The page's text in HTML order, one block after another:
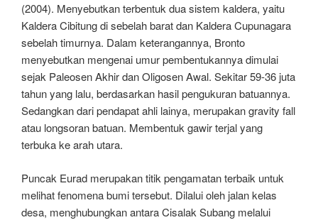
(2004). Menyebutkan terbentuk dua sistem kaldera, yaitu
Kaldera Cibitung di sebelah barat dan Kaldera Cupunagara
sebelah timurnya. Dalam keterangannya, Bronto
menyebutkan mengenai umur pembentukannya dimulai
sejak Paleosen Akhir dan Oligosen Awal. Sekitar 59-36 juta
tahun yang lalu, berdasarkan hasil pengukuran batuannya.
Sedangkan dari pendapat ahli lainya, merupakan gravity fall
atau longsoran batuan. Membentuk gawir terjal yang
terbuka ke arah utara.
Puncak Eurad merupakan titik pengamatan terbaik untuk
melihat fenomena bumi tersebut. Dilalui oleh jalan kelas
desa, menghubungkan antara Cisalak Subang melalui